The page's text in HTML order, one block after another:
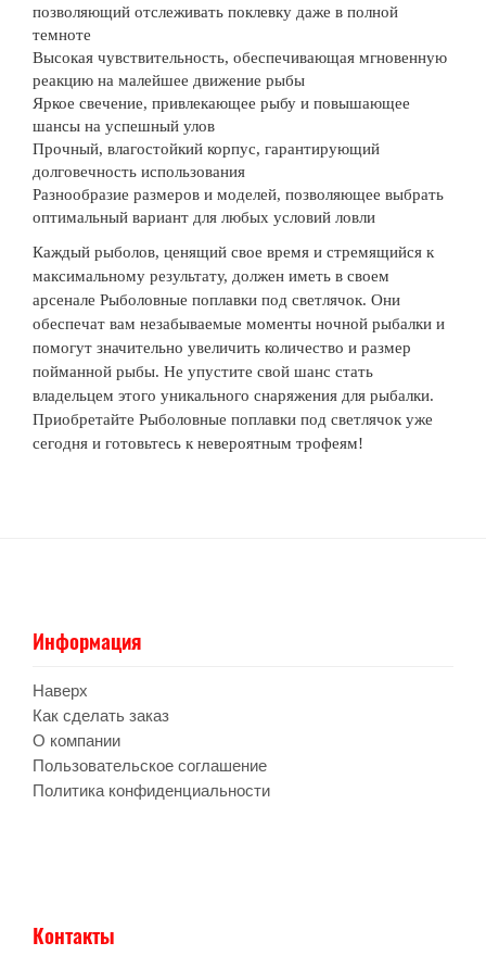
позволяющий отслеживать поклевку даже в полной
темноте
Высокая чувствительность, обеспечивающая мгновенную
реакцию на малейшее движение рыбы
Яркое свечение, привлекающее рыбу и повышающее
шансы на успешный улов
Прочный, влагостойкий корпус, гарантирующий
долговечность использования
Разнообразие размеров и моделей, позволяющее выбрать
оптимальный вариант для любых условий ловли
Каждый рыболов, ценящий свое время и стремящийся к
максимальному результату, должен иметь в своем
арсенале Рыболовные поплавки под светлячок. Они
обеспечат вам незабываемые моменты ночной рыбалки и
помогут значительно увеличить количество и размер
пойманной рыбы. Не упустите свой шанс стать
владельцем этого уникального снаряжения для рыбалки.
Приобретайте Рыболовные поплавки под светлячок уже
сегодня и готовьтесь к невероятным трофеям!
Информация
Наверх
Как сделать заказ
О компании
Пользовательское соглашение
Политика конфиденциальности
Контакты